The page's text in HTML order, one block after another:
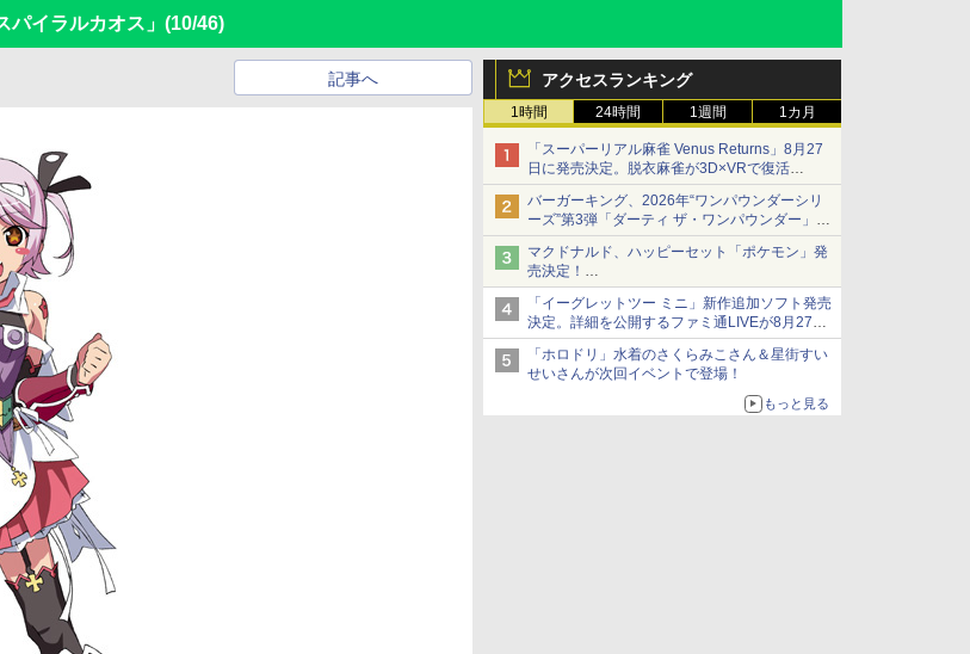
イラルカオス」 (10/46)
アクセスランキング
1時間 24時間 1週間 1カ月
「スーパーリアル麻雀 Venus Returns」8月27
日に発売決定。脱衣麻雀が3D×VRで復活
発売から2週間は20%オフになるセールが実施
バーガーキング、2026年“ワンパウンダーシリ
ーズ”第3弾「ダーティ ザ・ワンパウンダー」を
8月7日発売
「特製ガーリックマヨソース」を使用した超大
型チーズバーガー
マクドナルド、ハッピーセット「ポケモン」発
売決定！
ポケモン30周年記念で30匹が大集合
「イーグレットツー ミニ」新作追加ソフト発売
決定。詳細を公開するファミ通LIVEが8月27日
20時から配信
シリーズ累計100タイトルへ
「ホロドリ」水着のさくらみこさん＆星街すい
せいさんが次回イベントで登場！
もっと見る
記事へ